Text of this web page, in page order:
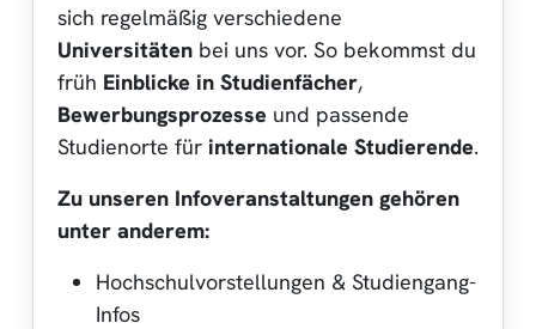
sich regelmäßig verschiedene
Universitäten bei uns vor. So bekommst du
früh Einblicke in Studienfächer,
Bewerbungsprozesse und passende
Studienorte für internationale Studierende.
Zu unseren Infoveranstaltungen gehören
unter anderem:
Hochschulvorstellungen & Studiengang-
Infos